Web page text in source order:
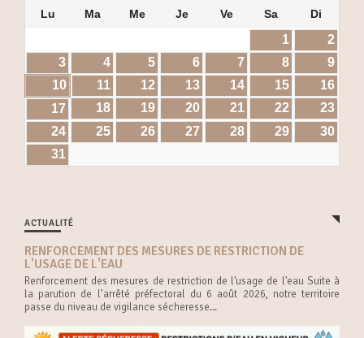
Lu Ma Me Je Ve Sa Di
1
2
3
4 5 6 7 8
9
10
11 12 13 14 15
16
17
18 19 20 21 22
23
24
25 26 27 28 29
30
31
ACTUALITÉ
RENFORCEMENT DES MESURES DE RESTRICTION DE
L'USAGE DE L'EAU
Renforcement des mesures de restriction de l'usage de l'eau Suite à
la parution de l’arrêté préfectoral du 6 août 2026, notre territoire
passe du niveau de vigilance sécheresse...